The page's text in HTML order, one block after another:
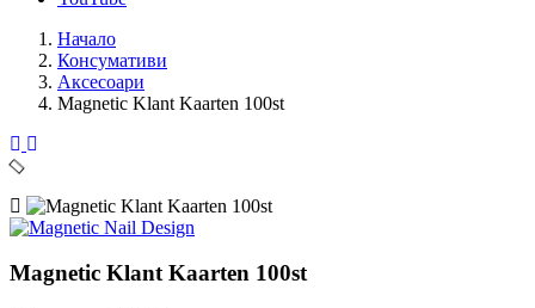
Начало
Консумативи
Аксесоари
Magnetic Klant Kaarten 100st
Magnetic Klant Kaarten 100st